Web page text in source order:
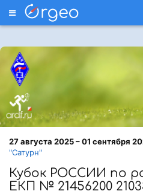
Меню
27 августа 2025 – 01 сентября
"Сатурн"
Кубок РОССИИ по
ЕКП № 21456200